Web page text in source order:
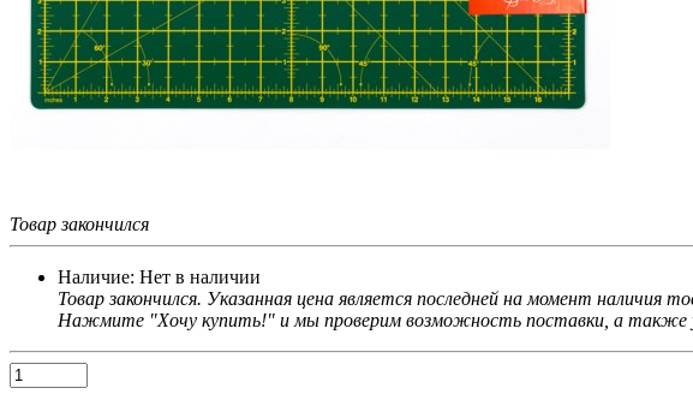
Товар закончился
Наличие: Нет в наличии
Товар закончился. Указанная цена является последней на момент наличия
Нажмите "Хочу купить!" и мы проверим возможность поставки, а также